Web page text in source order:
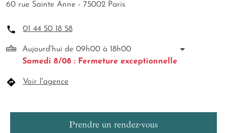
60 rue Sainte Anne - 75002 Paris
01 44 50 18 58
Aujourd'hui de 09h00 à 18h00
Samedi 8/08 : Fermeture exceptionnelle
Voir l'agence
Prendre un rendez-vous